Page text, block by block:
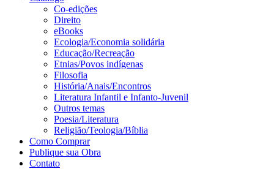
Co-edições
Direito
eBooks
Ecologia/Economia solidária
Educação/Recreação
Etnias/Povos indígenas
Filosofia
História/Anais/Encontros
Literatura Infantil e Infanto-Juvenil
Outros temas
Poesia/Literatura
Religião/Teologia/Bíblia
Como Comprar
Publique sua Obra
Contato